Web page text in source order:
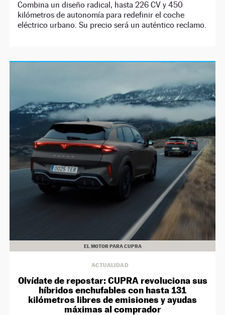
Combina un diseño radical, hasta 226 CV y 450
kilómetros de autonomía para redefinir el coche
eléctrico urbano. Su precio será un auténtico reclamo.
EL MOTOR PARA CUPRA
ACTUALIDAD
Olvídate de repostar: CUPRA revoluciona sus
híbridos enchufables con hasta 131
kilómetros libres de emisiones y ayudas
máximas al comprador